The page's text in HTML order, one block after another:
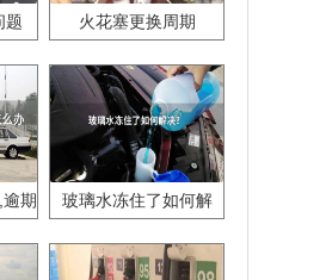
题 火花塞更换周期
期
玻璃水冻住了如何解